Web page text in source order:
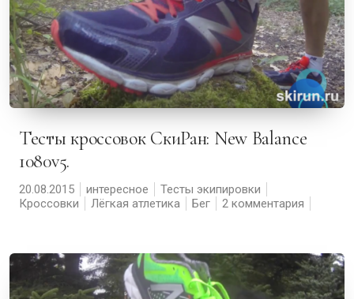
Тесты кроссовок СкиРан: New Balance
1080v5.
20.08.2015 интересное
Тесты экипировки
Кроссовки
Лёгкая атлетика Бег 2 комментария